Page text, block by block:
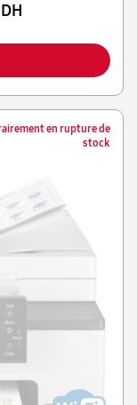
en rupture de
stock